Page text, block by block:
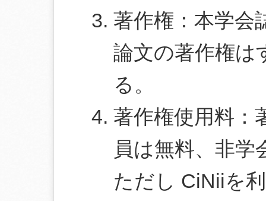
著作権：本学会
論文の著作権は
る。
著作権使用料：
員は無料、非学
ただし CiNiiを